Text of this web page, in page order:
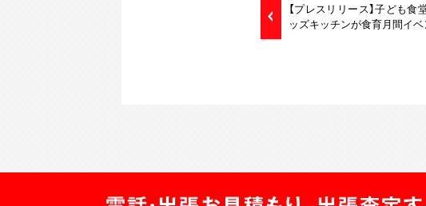
【プレスリリース】子ども食
ッズキッチンが食育月間イ